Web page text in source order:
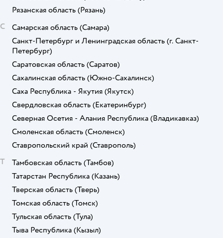
Рязанская область (Рязань)
С
Самарская область (Самара)
Санкт-Петербург и Ленинградская область (г. Санкт-
Петербург)
Саратовская область (Саратов)
Сахалинская область (Южно-Сахалинск)
Саха Республика - Якутия (Якутск)
Свердловская область (Екатеринбург)
Северная Осетия - Алания Республика (Владикавказ)
Смоленская область (Смоленск)
Ставропольский край (Ставрополь)
Т
Тамбовская область (Тамбов)
Татарстан Республика (Казань)
Тверская область (Тверь)
Томская область (Томск)
Тульская область (Тула)
Тыва Республика (Кызыл)